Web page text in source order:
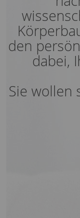
den
dabei,
Sie wollen